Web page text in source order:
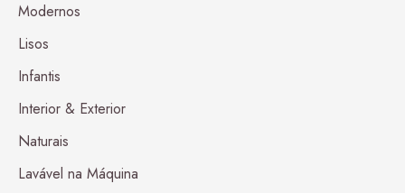
Modernos
Lisos
Infantis
Interior & Exterior
Naturais
Lavável na Máquina